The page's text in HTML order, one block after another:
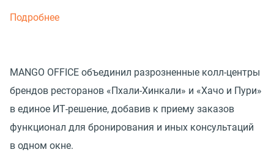
Подробнее
MANGO OFFICE объединил разрозненные колл-центры
брендов ресторанов «Пхали-Хинкали» и «Хачо и Пури»
в единое ИТ-решение, добавив к приему заказов
функционал для бронирования и иных консультаций
в одном окне.